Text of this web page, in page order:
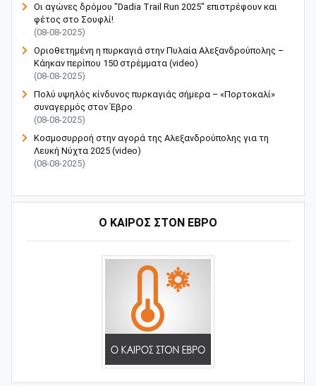
Οι αγώνες δρόμου "Dadia Trail Run 2025" επιστρέφουν και
φέτος στο Σουφλί!
(08-08-2025)
Οριοθετημένη η πυρκαγιά στην Πυλαία Αλεξανδρούπολης –
Κάηκαν περίπου 150 στρέμματα (video)
(08-08-2025)
Πολύ υψηλός κίνδυνος πυρκαγιάς σήμερα – «Πορτοκαλί»
συναγερμός στον Έβρο
(08-08-2025)
Κοσμοσυρροή στην αγορά της Αλεξανδρούπολης για τη
Λευκή Νύχτα 2025 (video)
(08-08-2025)
Ο ΚΑΙΡΟΣ ΣΤΟΝ ΕΒΡΟ